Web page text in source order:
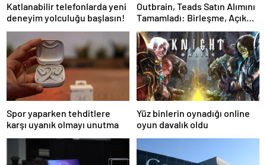
Katlanabilir telefonlarda yeni
deneyim yolculuğu başlasın!
Outbrain, Teads Satın Alımını
Tamamladı: Birleşme, Açık
İnternet için Tüm Kanallarda
Sonuç Odaklı Bir Platform
Oluşturuyor
Spor yaparken tehditlere
karşı uyanık olmayı unutma
Yüz binlerin oynadığı online
oyun davalık oldu